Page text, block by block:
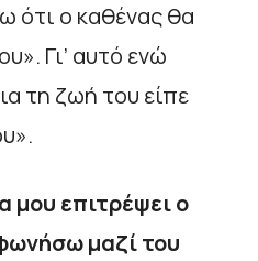
ότι ο καθένας θα
Γι’ αυτό ενώ
τη ζωή του είπε
μου επιτρέψει ο
μαζί του